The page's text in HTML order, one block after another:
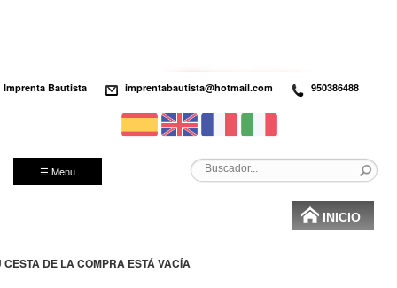
Imprenta Bautista imprentabautista@hotmail.com 950386488
☰ Menu
INICIO
CESTA DE LA COMPRA ESTÁ VACÍA